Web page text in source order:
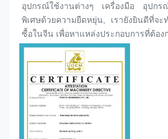
อุปกรณ์ใช้งานต่างๆ เครื่องมือ อุปกร
พิเศษด้วยความยืดหยุ่น, เรายังยินดีที่จะ
ซื้อในจีน เพื่อหาแหล่งประกอบการที่ต้อง